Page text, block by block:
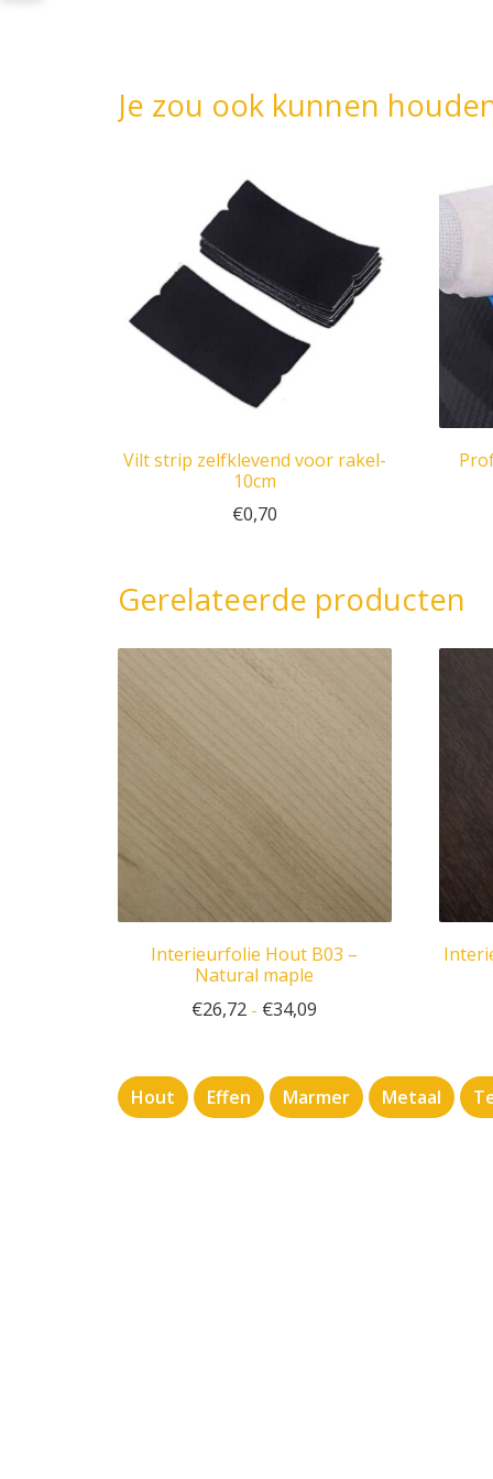
Je zou ook kunnen
Vilt strip zelfklevend voor rakel-
10cm
€0,70
Gerelateerde producten
Interieurfolie Hout B03 –
Natural maple
€26,72 - €34,09
Hout Effen Marmer Metaal